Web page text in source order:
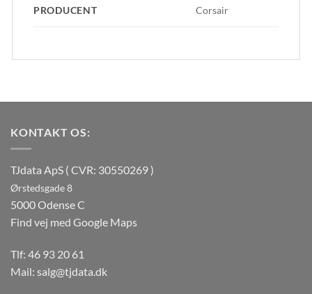
PRODUCENT Corsair
KONTAKT OS:
TJdata ApS ( CVR: 30550269 )
Ørstedsgade 8
5000 Odense C
Find vej med Google Maps
Tlf: 46 93 20 61
Mail: salg@tjdata.dk